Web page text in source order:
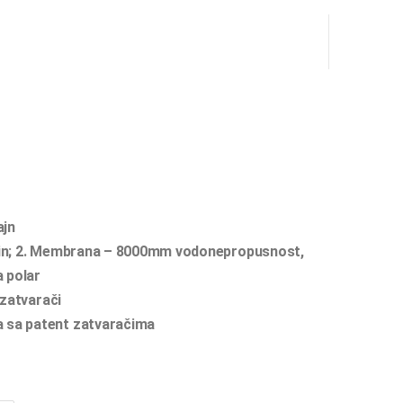
2. Membrana – 8000mm vodonepropusnost,
polar
sa patent zatvaračima